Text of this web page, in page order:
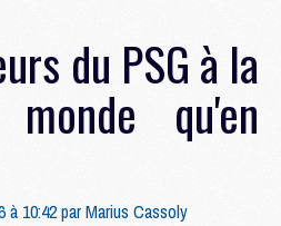
du PSG à la
qu'en
à 10:42 parMarius Cassoly